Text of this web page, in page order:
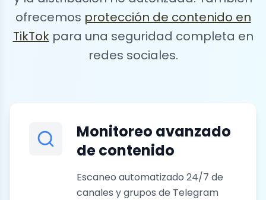
ofrecemos protección de contenido en
TikTokpara una seguridad completa en
redes sociales.
Monitoreo avanzado
de contenido
Escaneo automatizado 24/7 de
canales y grupos de Telegram